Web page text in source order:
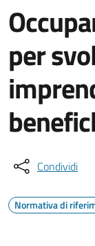
per
Condividi
Normativa di